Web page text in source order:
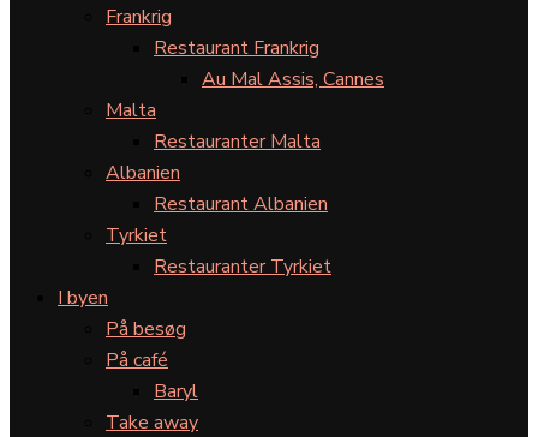
Frankrig
Restaurant Frankrig
Au Mal Assis, Cannes
Malta
Restauranter Malta
Albanien
Restaurant Albanien
Tyrkiet
Restauranter Tyrkiet
I byen
På besøg
På café
Baryl
Take away